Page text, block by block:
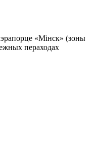
«Мінск» (зоны
пераходах